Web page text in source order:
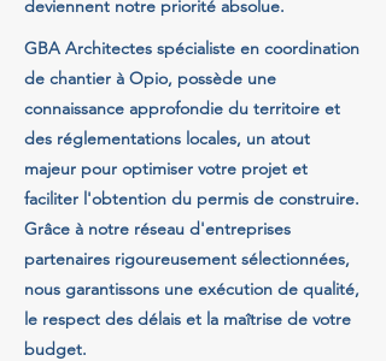
deviennent notre priorité absolue.
GBA Architectes spécialiste en coordination
de chantier à Opio, possède une
connaissance approfondie du territoire et
des réglementations locales, un atout
majeur pour optimiser votre projet et
faciliter l'obtention du permis de construire.
Grâce à notre réseau d'entreprises
partenaires rigoureusement sélectionnées,
nous garantissons une exécution de qualité,
le respect des délais et la maîtrise de votre
budget.